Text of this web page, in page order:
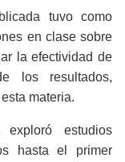
tuvo como
en clase sobre
la efectividad de
los resultados,
materia.
estudios
hasta el primer